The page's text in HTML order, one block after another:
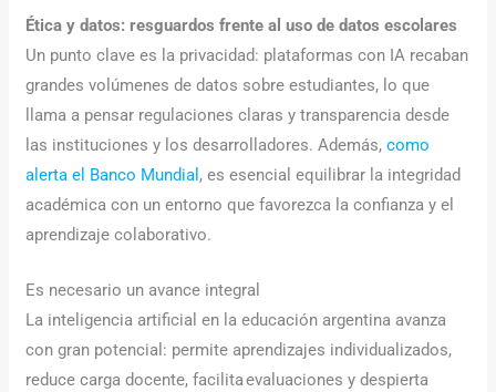
Ética y datos: resguardos frente al uso de datos escolares
Un punto clave es la privacidad: plataformas con IA recaban
grandes volúmenes de datos sobre estudiantes, lo que
llama a pensar regulaciones claras y transparencia desde
las instituciones y los desarrolladores. Además,como
alerta el Banco Mundial , es esencial equilibrar la integridad
académica con un entorno que favorezca la confianza y el
aprendizaje colaborativo.
Es necesario un avance integral
La inteligencia artificial en la educación argentina avanza
con gran potencial: permite aprendizajes individualizados,
reduce carga docente, facilita evaluaciones y despierta